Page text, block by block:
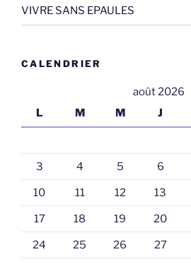
VIVRE SANS EPAULES
CALENDRIER
août 2026
L
M M J
3 4 5 6
10 11 12 13
17 18 19 20
24 25 26 27